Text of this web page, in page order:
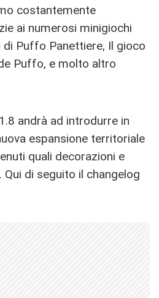
costantemente
ai numerosi minigiochi
Puffo Panettiere, Il gioco
Puffo, e molto altro
andrà ad introdurre in
espansione territoriale
quali decorazioni e
di seguito il changelog